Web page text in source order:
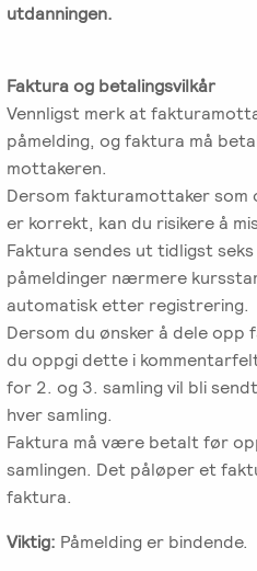
utdanningen.
Faktura og betalingsvilkår
Vennligst merk at
påmelding, og faktura må
mottakeren.
Dersom fakturamottaker som
er korrekt, kan du risikere å
Faktura sendes ut tidligst
påmeldinger nærmere
automatisk etter registrering.
Dersom du ønsker å dele opp
du oppgi dette i
for 2. og 3. samling vil bli
hver samling.
Faktura må være betalt før
samlingen. Det påløper et
faktura.
Viktig: Påmelding er bindende.